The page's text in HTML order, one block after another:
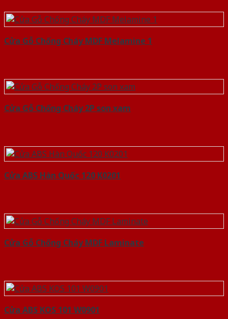
Cửa Gỗ Chống Cháy MDF Melamine 1
Cửa Gỗ Chống Cháy 2P son xam
Cửa ABS Hàn Quốc 120 K0201
Cửa Gỗ Chống Cháy MDF Laminate
Cửa ABS KOS 101 W0901